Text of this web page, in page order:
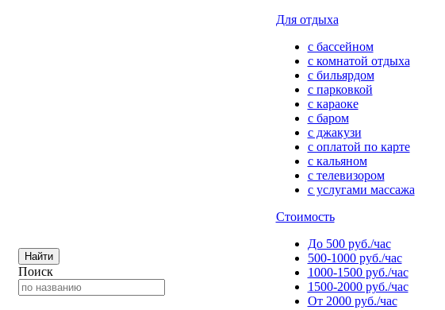
Найти
Поиск
Для отдыха
с бассейном
с комнатой отдыха
с бильярдом
с парковкой
с караоке
с баром
с джакузи
с оплатой по карте
с кальяном
с телевизором
с услугами массажа
Стоимость
До 500 руб./час
500-1000 руб./час
1000-1500 руб./час
1500-2000 руб./час
От 2000 руб./час